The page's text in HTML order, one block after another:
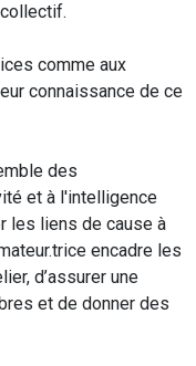
comme aux
connaissance de ce
des
et à l'intelligence
les liens de cause à
encadre les
d’assurer une
et de donner des